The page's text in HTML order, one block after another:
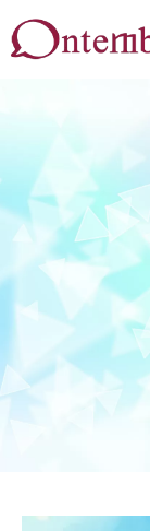
Seed Project
SERVICE
COMPANY
NEWS
CONTACT